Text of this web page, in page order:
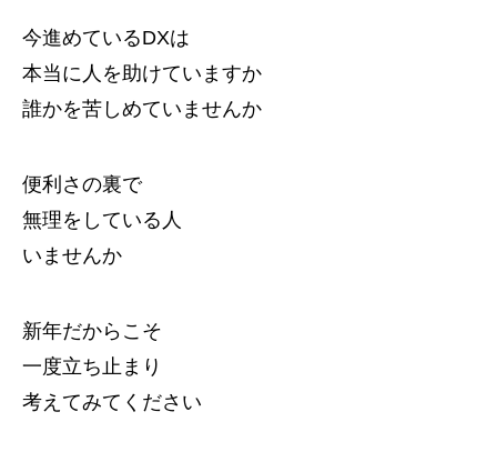
今進めているDXは
本当に人を助けていますか
誰かを苦しめていませんか
便利さの裏で
無理をしている人
いませんか
新年だからこそ
一度立ち止まり
考えてみてください